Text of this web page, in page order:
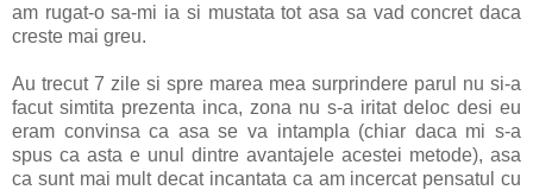
am rugat-o sa-mi ia si mustata tot asa sa vad concret daca
creste mai greu.
Au trecut 7 zile si spre marea mea surprindere parul nu si-a
facut simtita prezenta inca, zona nu s-a iritat deloc desi eu
eram convinsa ca asa se va intampla (chiar daca mi s-a
spus ca asta e unul dintre avantajele acestei metode), asa
ca sunt mai mult decat incantata ca am incercat pensatul cu